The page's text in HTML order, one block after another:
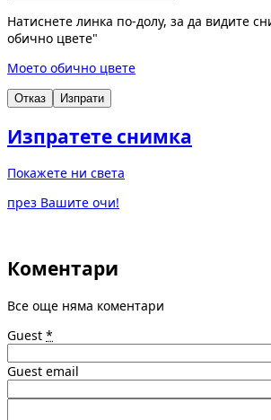
Натиснете линка по-долу, за да видите
обично цвете"
Моето обично цвете
Отказ Изпрати
Изпратете снимка
Покажете ни света
през Вашите очи!
Коментари
Все още няма коментари
Guest *
Guest email